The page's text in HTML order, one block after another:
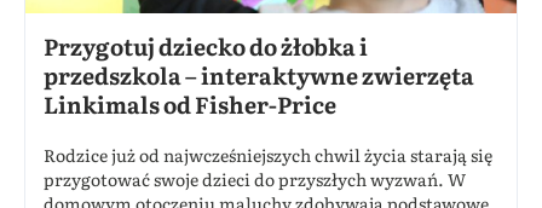
Przygotuj dziecko do żłobka i
przedszkola – interaktywne zwierzęta
Linkimals od Fisher-Price
Rodzice już od najwcześniejszych chwil życia starają się
przygotować swoje dzieci do przyszłych wyzwań. W
domowym otoczeniu maluchy zdobywają podstawowe